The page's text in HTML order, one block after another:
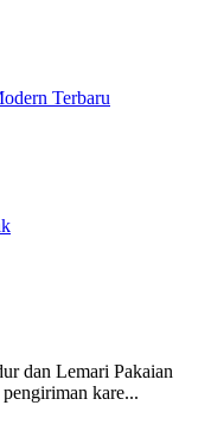
Terbaru
dan Lemari Pakaian
kare...